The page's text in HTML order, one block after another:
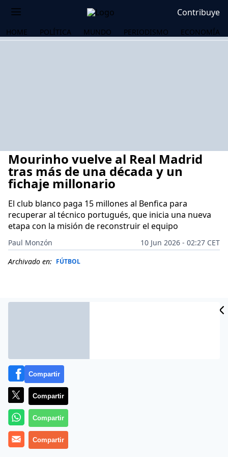
Contribuye
HOME POLÍTICA MUNDO PERIODISMO ECONOMÍA
Mourinho vuelve al Real Madrid
tras más de una década y un
fichaje millonario
El club blanco paga 15 millones al Benfica para
recuperar al técnico portugués, que inicia una nueva
etapa con la misión de reconstruir el equipo
Paul Monzón
10 Jun 2026 - 02:27 CET
Archivado en: FÚTBOL
Más información
Compartir
Compartir
Compartir
Compartir